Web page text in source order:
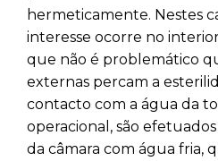
hermeticamente. Nestes
interesse ocorre no
que não é problemático
externas percam a
contacto com a água da
operacional, são
da câmara com água fria,